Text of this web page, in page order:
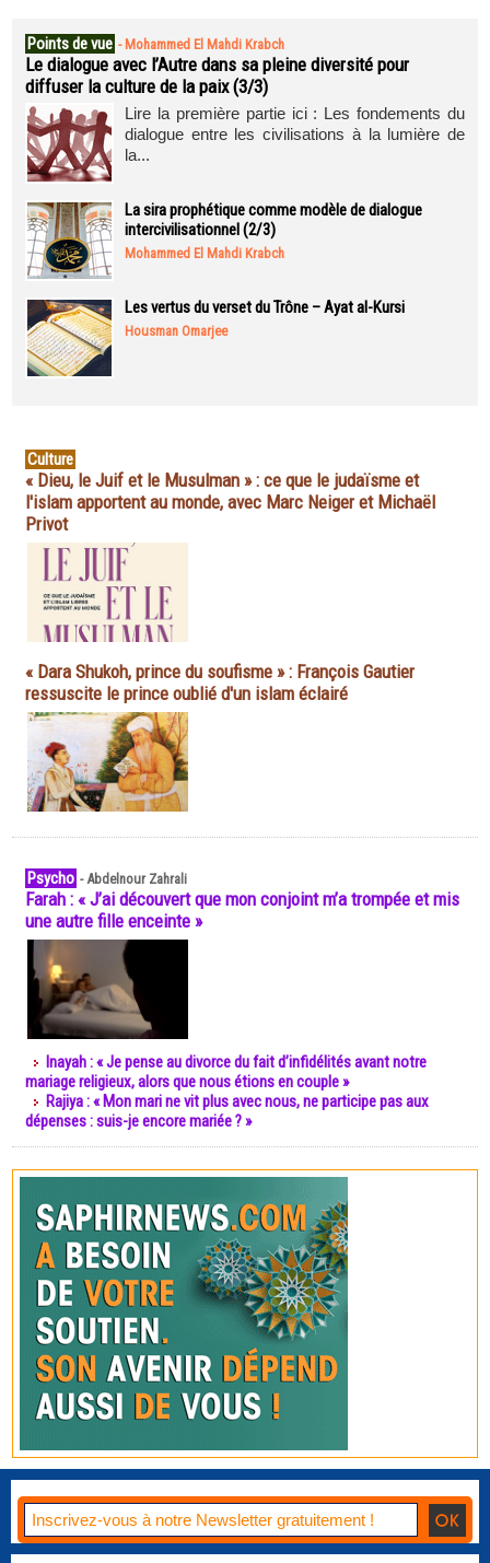
Points de vue - Mohammed El Mahdi Krabch
Le dialogue avec l’Autre dans sa pleine diversité pour
diffuser la culture de la paix (3/3)
Lire la première partie ici : Les fondements du
dialogue entre les civilisations à la lumière de
la...
La sira prophétique comme modèle de dialogue
intercivilisationnel (2/3)
Mohammed El Mahdi Krabch
Les vertus du verset du Trône – Ayat al-Kursi
Housman Omarjee
Culture
« Dieu, le Juif et le Musulman » : ce que le judaïsme et
l'islam apportent au monde, avec Marc Neiger et Michaël
Privot
« Dara Shukoh, prince du soufisme » : François Gautier
ressuscite le prince oublié d'un islam éclairé
Psycho -Abdelnour Zahrali
Farah : « J’ai découvert que mon conjoint m’a trompée et mis
une autre fille enceinte »
Inayah : « Je pense au divorce du fait d’infidélités avant notre
mariage religieux, alors que nous étions en couple »
Rajiya : « Mon mari ne vit plus avec nous, ne participe pas aux
dépenses : suis-je encore mariée ? »